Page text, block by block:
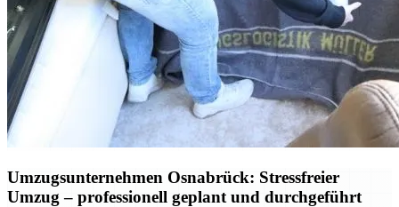
Umzugsunternehmen Osnabrück: Stressfreier
Umzug – professionell geplant und durchgeführt